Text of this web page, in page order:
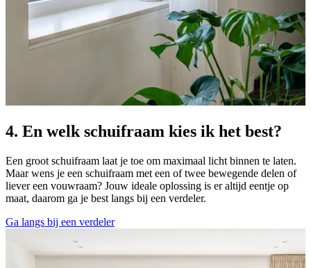
4. En welk schuifraam kies ik het best?
Een groot schuifraam laat je toe om maximaal licht binnen te laten.
Maar wens je een schuifraam met een of twee bewegende delen of
liever een vouwraam? Jouw ideale oplossing is er altijd eentje op
maat, daarom ga je best langs bij een verdeler.
Ga langs bij een verdeler